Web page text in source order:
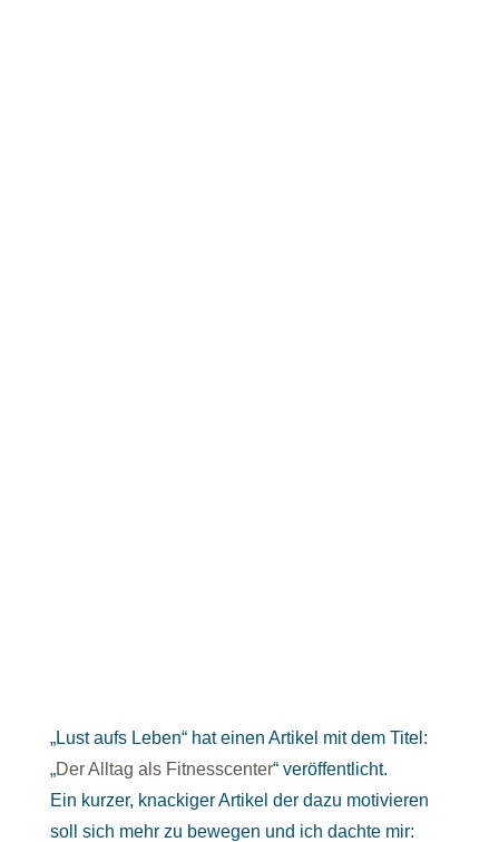
„Lust aufs Leben“ hat einen Artikel mit dem Titel:
„Der Alltag als Fitnesscenter“ veröffentlicht.
Ein kurzer, knackiger Artikel der dazu motivieren
soll sich mehr zu bewegen und ich dachte mir: